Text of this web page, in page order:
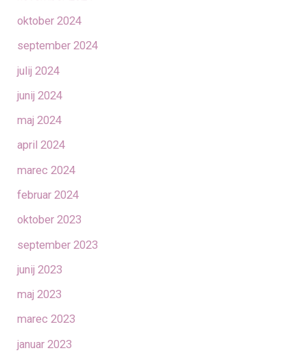
oktober 2024
september 2024
julij 2024
junij 2024
maj 2024
april 2024
marec 2024
februar 2024
oktober 2023
september 2023
junij 2023
maj 2023
marec 2023
januar 2023